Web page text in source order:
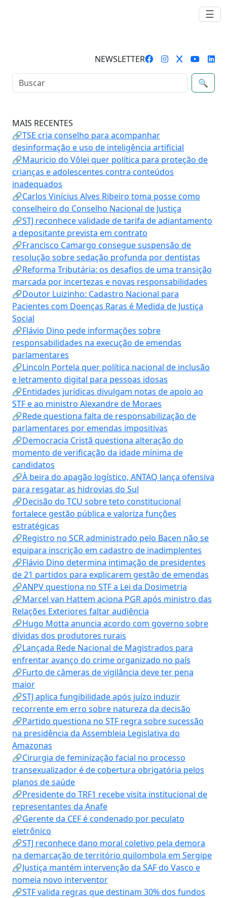
☰
NEWSLETTER
🔍
MAIS RECENTES
🔗TSE cria conselho para acompanhar
desinformação e uso de inteligência artificial
🔗Mauricio do Vôlei quer política para proteção de
crianças e adolescentes contra conteúdos
inadequados
🔗Carlos Vinícius Alves Ribeiro toma posse como
conselheiro do Conselho Nacional de Justiça
🔗STJ reconhece validade de tarifa de adiantamento
a depositante prevista em contrato
🔗Francisco Camargo consegue suspensão de
resolução sobre sedação profunda por dentistas
🔗Reforma Tributária: os desafios de uma transição
marcada por incertezas e novas responsabilidades
🔗Doutor Luizinho: Cadastro Nacional para
Pacientes com Doenças Raras é Medida de Justiça
Social
🔗Flávio Dino pede informações sobre
responsabilidades na execução de emendas
parlamentares
🔗Lincoln Portela quer política nacional de inclusão
e letramento digital para pessoas idosas
🔗Entidades jurídicas divulgam notas de apoio ao
STF e ao ministro Alexandre de Moraes
🔗Rede questiona falta de responsabilização de
parlamentares por emendas impositivas
🔗Democracia Cristã questiona alteração do
momento de verificação da idade mínima de
candidatos
🔗À beira do apagão logístico, ANTAQ lança ofensiva
para resgatar as hidrovias do Sul
🔗Decisão do TCU sobre teto constitucional
fortalece gestão pública e valoriza funções
estratégicas
🔗Registro no SCR administrado pelo Bacen não se
equipara inscrição em cadastro de inadimplentes
🔗Flávio Dino determina intimação de presidentes
de 21 partidos para explicarem gestão de emendas
🔗ANPV questiona no STF a Lei da Dosimetria
🔗Marcel van Hattem aciona PGR após ministro das
Relações Exteriores faltar audiência
🔗Hugo Motta anuncia acordo com governo sobre
dívidas dos produtores rurais
🔗Lançada Rede Nacional de Magistrados para
enfrentar avanço do crime organizado no país
🔗Furto de câmeras de vigilância deve ter pena
maior
🔗STJ aplica fungibilidade após juízo induzir
recorrente em erro sobre natureza da decisão
🔗Partido questiona no STF regra sobre sucessão
na presidência da Assembleia Legislativa do
Amazonas
🔗Cirurgia de feminização facial no processo
transexualizador é de cobertura obrigatória pelos
planos de saúde
🔗Presidente do TRF1 recebe visita institucional de
representantes da Anafe
🔗Gerente da CEF é condenado por peculato
eletrônico
🔗STJ reconhece dano moral coletivo pela demora
na demarcação de território quilombola em Sergipe
🔗Justiça mantém intervenção da SAF do Vasco e
nomeia novo interventor
🔗STF valida regras que destinam 30% dos fundos